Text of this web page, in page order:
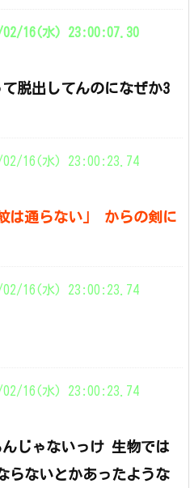
02/16(水) 23:00:07.30
脱出してんのになぜか3
02/16(水) 23:00:23.74
は通らない」 からの剣に
02/16(水) 23:00:23.74
02/16(水) 23:00:23.74
じゃないっけ 生物では
らないとかあったような